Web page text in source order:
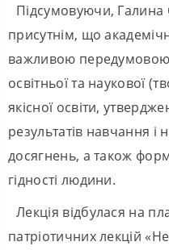
Підсумовуючи, Галина
присутнім, що
важливою передумовою
освітньої та наукової
якісної освіти,
результатів навчання і
досягнень, а також
гідності людини.
Лекція відбулася на
патріотичних лекцій